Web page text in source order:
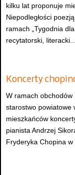
kilku lat proponuje
Niepodległości
ramach „Tygodnia
recytatorski, literacki...
Koncerty
W ramach obchodów
starostwo powiatowe
mieszkańców
pianista Andrzej
Fryderyka Chopina w